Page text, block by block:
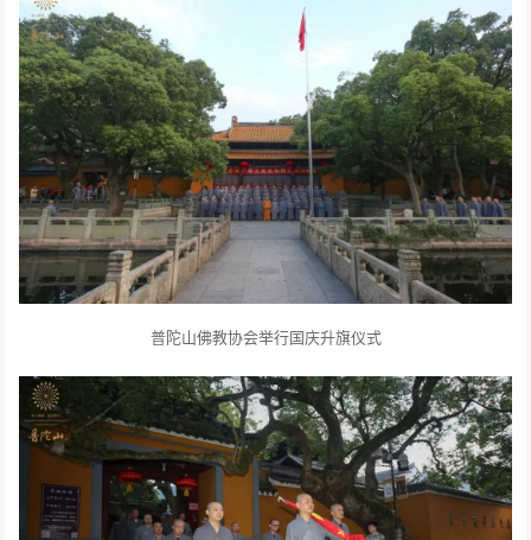
普陀山佛教协会举行国庆升旗仪式